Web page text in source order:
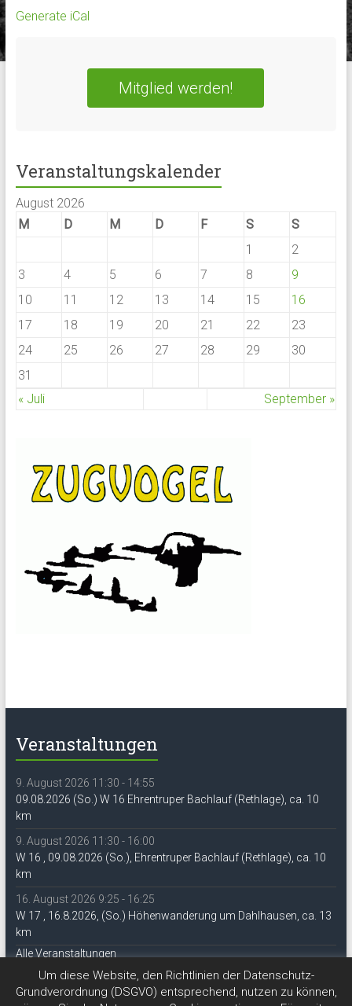
Generate iCal
Mitglied werden!
Veranstaltungskalender
August 2026
M
D M D F S
S
1
2
3
4 5 6 7 8
9
10
11 12 13 14 15
16
17
18 19 20 21 22
23
24
25 26 27 28 29
30
31
« Juli
September »
Veranstaltungen
9. August 2026 11:30 - 14:55
09.08.2026 (So.) W 16 Ehrentruper Bachlauf (Rethlage), ca. 10
km
9. August 2026 11:30 - 16:00
W 16 , 09.08.2026 (So.), Ehrentruper Bachlauf (Rethlage), ca. 10
km
16. August 2026 9:25 - 16:25
W 17 , 16.8.2026, (So.) Höhenwanderung um Dahlhausen, ca. 13
km
Alle Veranstaltungen
Um diese Website, den Richtlinien der Datenschutz-
Grundverordnung (DSGVO) entsprechend, nutzen zu können,